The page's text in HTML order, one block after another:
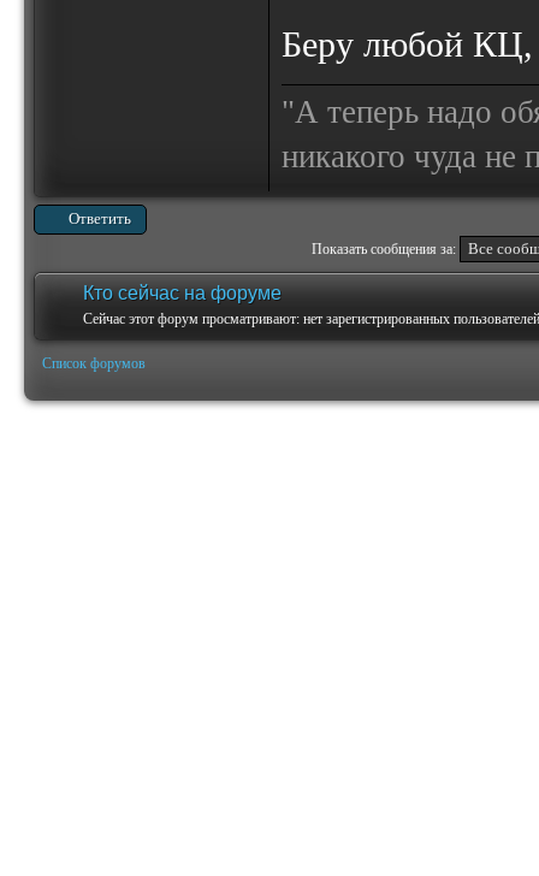
Беру любой
"А теперь надо
никакого чуда
Ответить
Показать сообщения за:
Кто сейчас на форуме
Сейчас этот форум просматривают: нет зарегистрированных
Список форумов